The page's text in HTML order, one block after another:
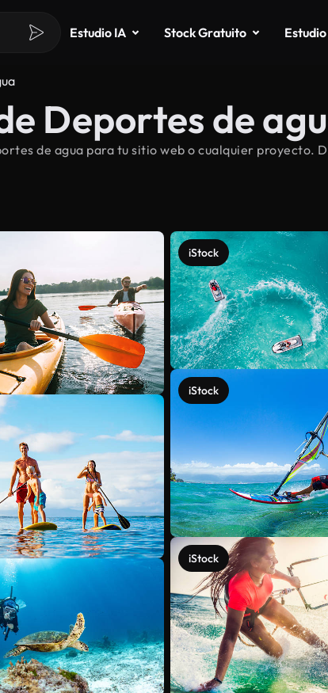
Estudio IA Stock Gratuito
Deportes de
de agua para tu sitio web o cualquier proyecto.
iStock
iStock
iStock